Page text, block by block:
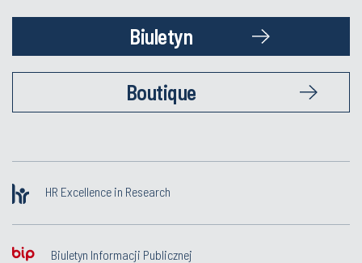
Biuletyn
Boutique
HR Excellence in Research
Biuletyn Informacji Publicznej